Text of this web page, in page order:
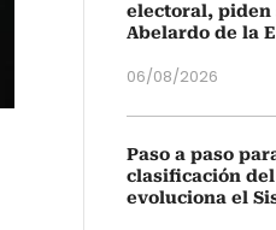
electoral, piden
Abelardo de la
06/08/2026
Paso a paso
clasificación
evoluciona el